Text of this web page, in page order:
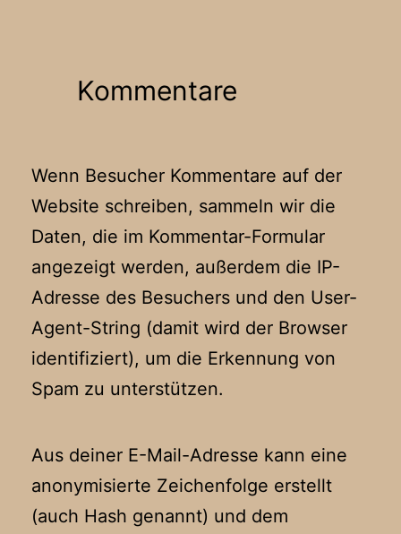
Kommentare
Wenn Besucher Kommentare auf der
Website schreiben, sammeln wir die
Daten, die im Kommentar-Formular
angezeigt werden, außerdem die IP-
Adresse des Besuchers und den User-
Agent-String (damit wird der Browser
identifiziert), um die Erkennung von
Spam zu unterstützen.
Aus deiner E-Mail-Adresse kann eine
anonymisierte Zeichenfolge erstellt
(auch Hash genannt) und dem